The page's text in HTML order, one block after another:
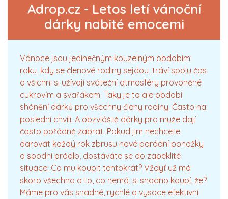
Adrop.cz - Letos letí vánoční
dárky nabité emocemi
Vánoce jsou jedinečným kouzelným obdobím
roku, kdy se členové rodiny sejdou, tráví spolu čas
a všichni si užívají sváteční atmosféry provoněné
cukrovím a svařákem. Taky je to ale období
shánění dárků pro všechny členy rodiny. Často na
poslední chvíli. A obzvláště dárky pro muže dají
často pořádně zabrat. Pokud jim nechcete
darovat každý rok zbrusu nové parádní ponožky
a spodní prádlo, dostáváte se do zapeklité
situace. Co mu koupit tentokrát? Vždyť už má
skoro všechno a to, co nemá, si snadno koupí, že?
Máme pro vás snadné, rychlé a vysoce efektivní